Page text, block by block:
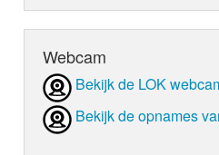
Webcam
Bekijk de LOK
Bekijk de opnames